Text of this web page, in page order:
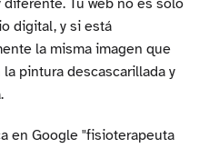
Tu web no es solo
digital, y si está
la misma imagen que
pintura descascarillada y
en Google "fisioterapeuta